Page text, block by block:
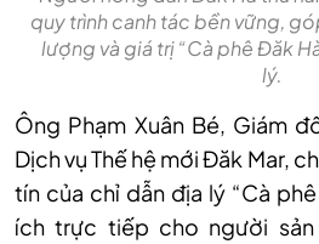
quy trình canh tác bền vững,
lượng và giá trị “Cà phê Đăk
lý.
Ông Phạm Xuân Bé, Giám
Dịch vụ Thế hệ mới Đăk Mar,
tín của chỉ dẫn địa lý “Cà
ích trực tiếp cho người sản